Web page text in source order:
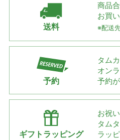
送料
商品
お買
※配送
予約
タム
オン
予約
ギフトラッピング
お祝
タム
ラッ